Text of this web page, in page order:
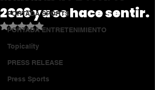
PORTADA SPORTS
PORTADA ENTRETENIMIENTO
Topicality
PRESS RELEASE
Press Sports
2026 ya se hace sentir.
Obtuvo NaN de 5 estrellas.